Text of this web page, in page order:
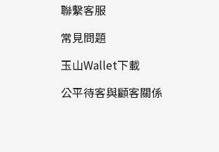
聯繫客服
常見問題
玉山Wallet下載
公平待客與顧客關係